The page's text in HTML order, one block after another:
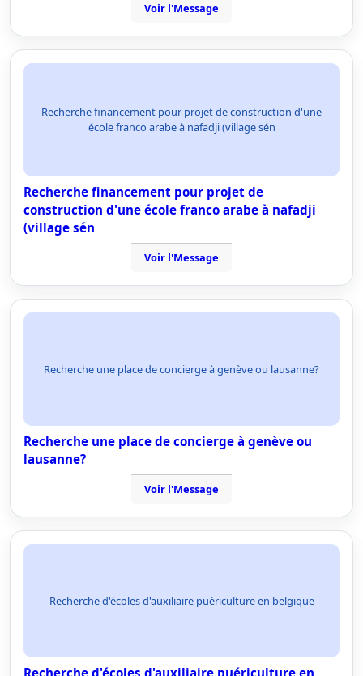
Voir l'Message
Recherche financement pour projet de construction d'une
école franco arabe à nafadji (village sén
Recherche financement pour projet de
construction d'une école franco arabe à nafadji
(village sén
Voir l'Message
Recherche une place de concierge à genève ou lausanne?
Recherche une place de concierge à genève ou
lausanne?
Voir l'Message
Recherche d'écoles d'auxiliaire puériculture en belgique
Recherche d'écoles d'auxiliaire puériculture en